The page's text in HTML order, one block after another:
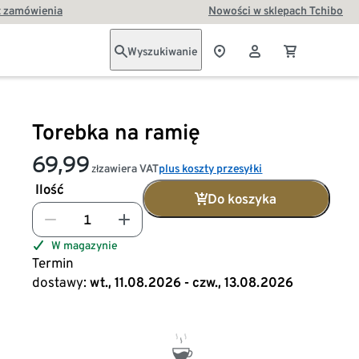
Nowości w sklepach Tchibo
Wyszukiwanie
Torebka na ramię
69,99 złzawiera VATplus koszty przesyłki
Ilość
Do koszyka
W magazynie
Termin
dostawy: wt., 11.08.2026 - czw., 13.08.2026